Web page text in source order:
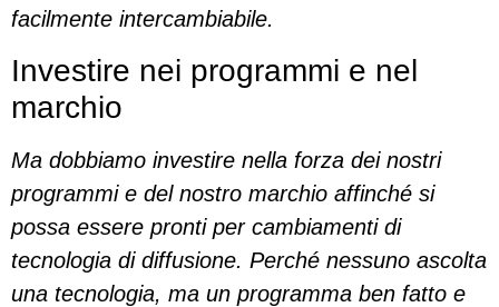
facilmente intercambiabile.
Investire nei programmi e nel
marchio
Ma dobbiamo investire nella forza dei nostri
programmi e del nostro marchio affinché si
possa essere pronti per cambiamenti di
tecnologia di diffusione. Perché nessuno ascolta
una tecnologia, ma un programma ben fatto e